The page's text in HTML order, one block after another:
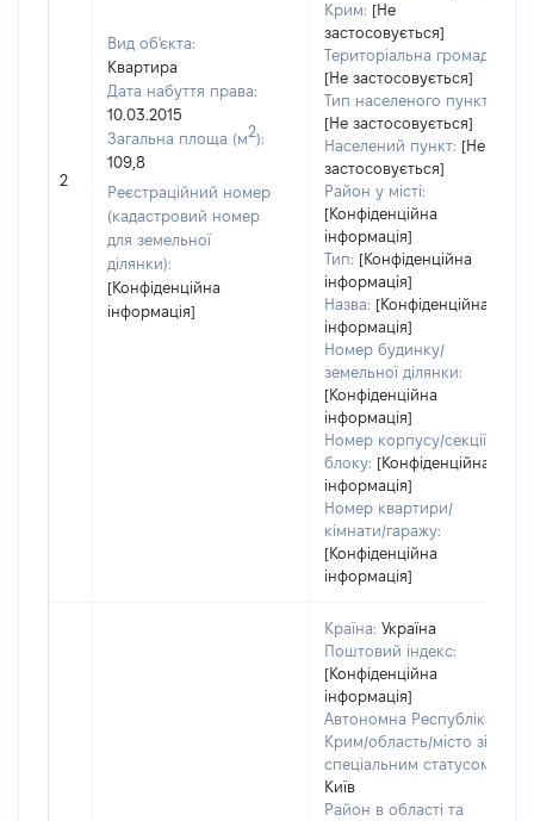
2
Вид об'єкта:
Квартира
Дата набуття права:
10.03.2015
Загальна площа (м2):
109,8
Реєстраційний номер
(кадастровий номер
для земельної
ділянки):
[Конфіденційна
інформація]
Крим: [Не
застосовується]
Територіальна громада:
[Не застосовується]
Тип населеного пункту:
[Не застосовується]
Населений пункт: [Не
застосовується]
Район у місті:
[Конфіденційна
інформація]
Тип: [Конфіденційна
інформація]
Назва: [Конфіденційна
інформація]
Номер будинку/
земельної ділянки:
[Конфіденційна
інформація]
Номер корпусу/секції/
блоку: [Конфіденційна
інформація]
Номер квартири/
кімнати/гаражу:
[Конфіденційна
інформація]
Країна: Україна
Поштовий індекс:
[Конфіденційна
інформація]
Автономна Республіка
Крим/область/місто зі
спеціальним статусом:
Київ
Район в області та